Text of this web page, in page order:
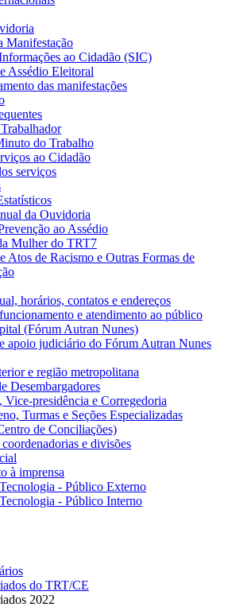
Manifestação
ao Cidadão (SIC)
Assédio Eleitoral
das manifestações
do Trabalho
ao Cidadão
serviços
da Ouvidoria
ao Assédio
Mulher do TRT7
Atos de Racismo e Outras Formas de
horários, contatos e endereços
e atendimento ao público
(Fórum Autran Nunes)
apoio judiciário do Fórum Autran Nunes
e região metropolitana
Desembargadores
Vice-presidência e Corregedoria
Turmas e Seções Especializadas
de Conciliações)
coordenadorias e divisões
à imprensa
- Público Externo
- Público Interno
do TRT/CE
2022